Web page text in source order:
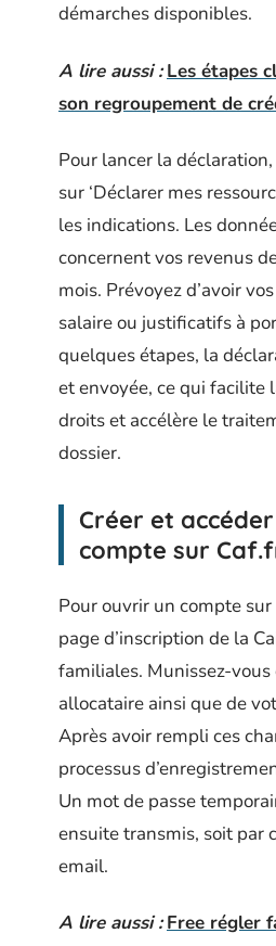
démarches disponibles.
A lire aussi : Les étapes
son regroupement de
Pour lancer la
sur ‘Déclarer mes
les indications. Les
concernent vos revenus
mois. Prévoyez d’avoir
salaire ou justificatifs à
quelques étapes, la
et envoyée, ce qui facilite
droits et accélère le
dossier.
Créer et
compte sur
Pour ouvrir un compte
page d’inscription de la
familiales. Munissez-
allocataire ainsi que de
Après avoir rempli ces
processus
Un mot de passe
ensuite transmis, soit par
email.
A lire aussi : Free régler